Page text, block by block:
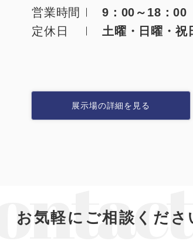
トハウス
ール建築（プレハブ）
展示場
施工事
会社概
利用規
営業時間
9：00～18：00
定休日
土曜・日曜・祝
展示場の詳細を見る
お気軽にご相談くださ